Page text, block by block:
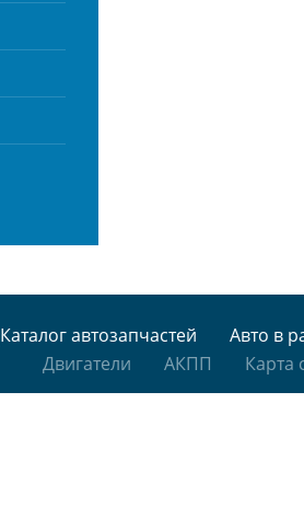
Каталог автозапчастей
Авто в
Двигатели
АКПП Карта